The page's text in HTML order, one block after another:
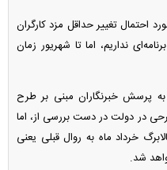
احتمال تغییر حداقل مزد کارگران
نداریم، اما تا شهریور زمان
پرسش خبرنگاران مبنی بر طرح
در دولت در دست بررسی از، اما
خرداد ماه به روال قبلی یعنی
شد.